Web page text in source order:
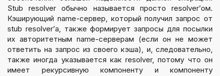
Stub resolver обычно называется просто resolver’ом.
Кэширующий name-сервер, который получил запрос от
stub resolver’а, также формирует запросы для посылки
их авторитетным name-серверам (если он не может
ответить на запрос из своего кэша), и, следовательно,
также иногда указывается как resolver, потому что он
имеет рекурсивную компоненту и компоненту